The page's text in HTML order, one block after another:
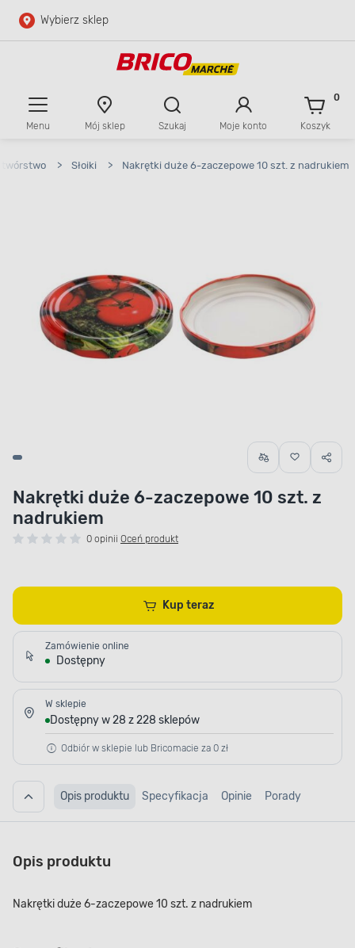
Przejdź do głównej zawartości
Wybierz sklep
Menu Mój sklep Szukaj Moje konto Koszyk
0
> Słoiki > Nakrętki duże 6-zaczepowe 10 szt. z nadrukiem
Nakrętki duże 6-zaczepowe 10 szt. z
nadrukiem
0 opinii Oceń produkt
Kup teraz
Zamówienie online
Dostępny
W sklepie
Dostępny w 28 z 228 sklepów
Odbiór w sklepie lub Bricomacie za 0 zł
Opis produktu Specyfikacja Opinie Porady
Opis produktu
Nakrętki duże 6-zaczepowe 10 szt. z nadrukiem